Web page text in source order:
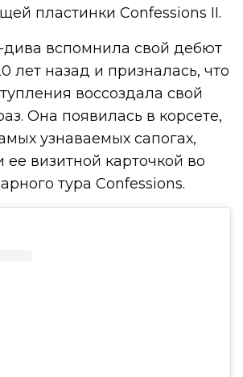
пластинки Confessions II.
вспомнила свой дебют
лет назад и призналась, что
воссоздала свой
Она появилась в корсете,
узнаваемых сапогах,
ее визитной карточкой во
тура Confessions.